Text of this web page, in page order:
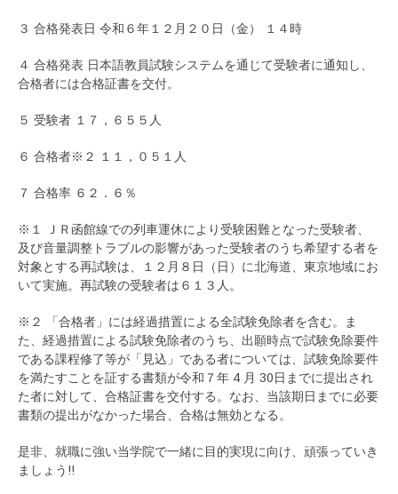
３ 合格発表日 令和６年１２月２０日（金） １４時
４ 合格発表 日本語教員試験システムを通じて受験者に通知し、
合格者には合格証書を交付。
５ 受験者 １７，６５５人
６ 合格者※２ １１，０５１人
７ 合格率 ６２．６％
※１ ＪＲ函館線での列車運休により受験困難となった受験者、
及び音量調整トラブルの影響があった受験者のうち希望する者を
対象とする再試験は、１２月８日（日）に北海道、東京地域にお
いて実施。再試験の受験者は６１３人。
※２ 「合格者」には経過措置による全試験免除者を含む。ま
た、経過措置による試験免除者のうち、出願時点で試験免除要件
である課程修了等が「見込」である者については、試験免除要件
を満たすことを証する書類が令和７年 4 月 30日までに提出され
た者に対して、合格証書を交付する。なお、当該期日までに必要
書類の提出がなかった場合、合格は無効となる。
是非、就職に強い当学院で一緒に目的実現に向け、頑張っていき
ましょう!!